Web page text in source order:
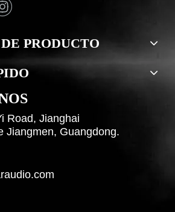
PRODUCTO
Road, Jianghai
Jiangmen, Guangdong.